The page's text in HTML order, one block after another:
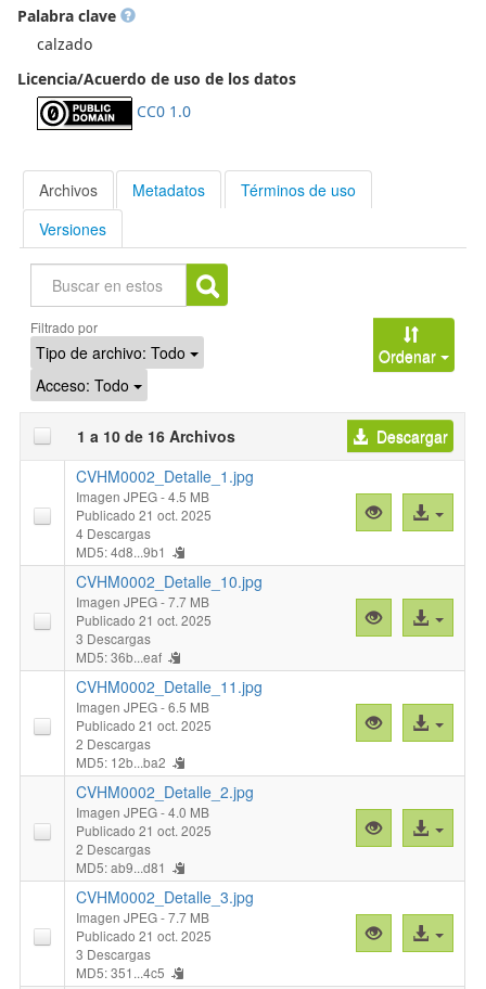
Palabra clave
calzado
Licencia/Acuerdo de uso de los datos
CC0 1.0
Archivos Metadatos
Términos de uso
Versiones
Buscar
Filtrado por
Tipo de archivo: Todo
Acceso: Todo
Ordenar
1 a 10 de 16 Archivos
Descargar
CVHM0002_Detalle_1.jpg
Imagen JPEG- 4.5 MB
Publicado 21 oct. 2025
4 Descargas
MD5: 4d8...9b1
Vista
previa
Acceso
al
CVHM0002_Detalle_10.jpg
Imagen JPEG- 7.7 MB
Publicado 21 oct. 2025
3 Descargas
MD5: 36b...eaf
Vista
previa
Acceso
al
CVHM0002_Detalle_11.jpg
Imagen JPEG- 6.5 MB
Publicado 21 oct. 2025
2 Descargas
MD5: 12b...ba2
Vista
previa
Acceso
al
CVHM0002_Detalle_2.jpg
Imagen JPEG- 4.0 MB
Publicado 21 oct. 2025
2 Descargas
MD5: ab9...d81
Vista
previa
Acceso
al
CVHM0002_Detalle_3.jpg
Imagen JPEG- 7.7 MB
Publicado 21 oct. 2025
3 Descargas
MD5: 351...4c5
Vista
previa
Acceso
al